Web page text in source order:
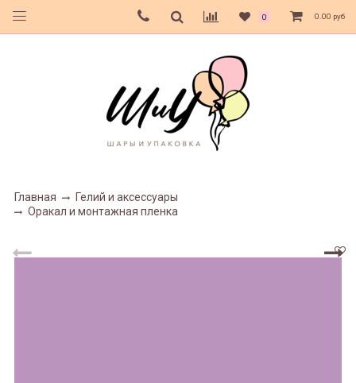
0 0.00 руб
Главная
Гелий и аксессуары
Оракал и монтажная пленка